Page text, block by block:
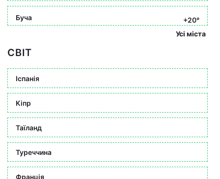
Буча
+20°
Усі міста
СВІТ
Іспанія
Кіпр
Таїланд
Туреччина
Франція